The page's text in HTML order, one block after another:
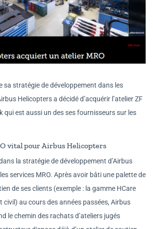
sa stratégie de développement dans les
Helicopters a décidé d’acquérir l’atelier ZF
est aussi un des ses fournisseurs sur les
vital pour Airbus Helicopters
la stratégie de développement d’Airbus
services MRO. Après avoir bâti une palette de
de ses clients (exemple : la gamme HCare
civil) au cours des années passées, Airbus
le chemin des rachats d’ateliers jugés